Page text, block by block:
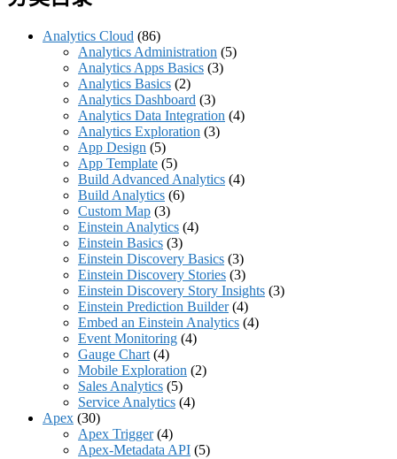
Analytics Cloud (86)
Analytics Administration (5)
Analytics Apps Basics (3)
Analytics Basics (2)
Analytics Dashboard (3)
Analytics Data Integration (4)
Analytics Exploration (3)
App Design (5)
App Template (5)
Build Advanced Analytics (4)
Build Analytics (6)
Custom Map (3)
Einstein Analytics (4)
Einstein Basics (3)
Einstein Discovery Basics (3)
Einstein Discovery Stories (3)
Einstein Discovery Story Insights (3)
Einstein Prediction Builder(4)
Embed an Einstein Analytics (4)
Event Monitoring (4)
Gauge Chart (4)
Mobile Exploration (2)
Sales Analytics (5)
Service Analytics (4)
Apex (30)
Apex Trigger(4)
Apex-Metadata API (5)